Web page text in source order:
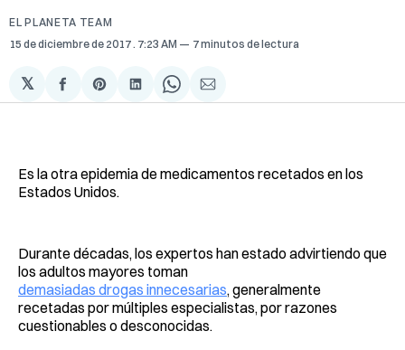
EL PLANETA TEAM
15 de diciembre de 2017 . 7:23 AM 7 minutos de lectura
𝕏
Compartir
en
Share
on
Compartir
en
Share
on
Compartir
via
Es la otra epidemia de medicamentos recetados en los
Estados Unidos.
Durante décadas, los expertos han estado advirtiendo que
los adultos mayores toman
demasiadas drogas innecesarias, generalmente
recetadas por múltiples especialistas, por razones
cuestionables o desconocidas.